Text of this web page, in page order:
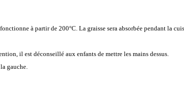
à partir de 200°C. La graisse sera absorbée pendant la
il est déconseillé aux enfants de mettre les mains dessus.
gauche.